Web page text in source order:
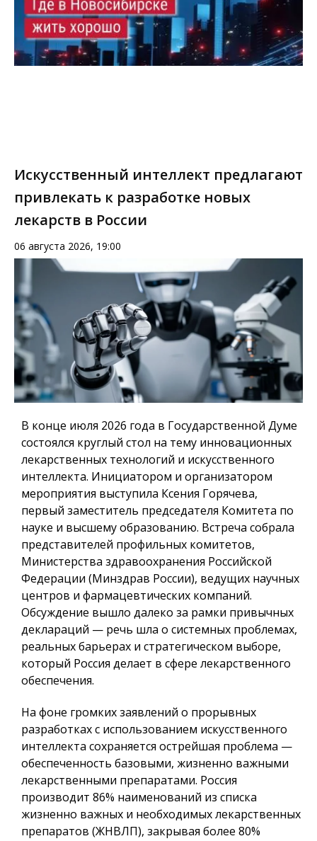
Искусственный интеллект предлагают
привлекать к разработке новых
лекарств в России
06 августа 2026, 19:00
В конце июля 2026 года в Государственной Думе
состоялся круглый стол на тему инновационных
лекарственных технологий и искусственного
интеллекта. Инициатором и организатором
мероприятия выступила Ксения Горячева,
первый заместитель председателя Комитета по
науке и высшему образованию. Встреча собрала
представителей профильных комитетов,
Министерства здравоохранения Российской
Федерации (Минздрав России), ведущих научных
центров и фармацевтических компаний.
Обсуждение вышло далеко за рамки привычных
деклараций — речь шла о системных проблемах,
реальных барьерах и стратегическом выборе,
который Россия делает в сфере лекарственного
обеспечения.
На фоне громких заявлений о прорывных
разработках с использованием искусственного
интеллекта сохраняется острейшая проблема —
обеспеченность базовыми, жизненно важными
лекарственными препаратами. Россия
производит 86% наименований из списка
жизненно важных и необходимых лекарственных
препаратов (ЖНВЛП), закрывая более 80%